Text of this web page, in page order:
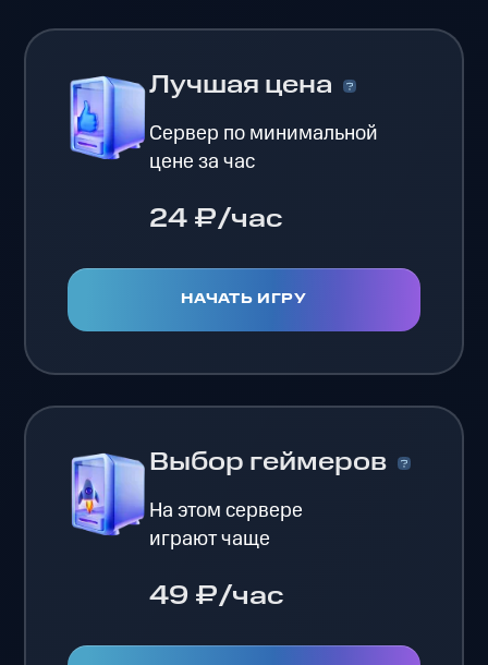
Лучшая цена
Сервер по минимальной
цене за час
24 ₽/час
НАЧАТЬ ИГРУ
Выбор геймеров
На этом сервере
играют чаще
49 ₽/час